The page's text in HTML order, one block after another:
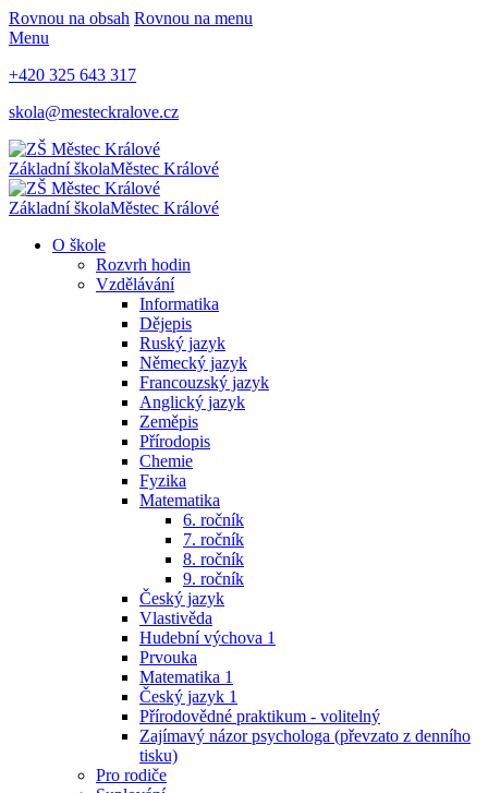
Rovnou na obsah Rovnou na menu
Menu
+420 325 643 317
skola@mesteckralove.cz
Základní školaMěstec Králové
Základní školaMěstec Králové
O škole
Rozvrh hodin
Vzdělávání
Informatika
Dějepis
Ruský jazyk
Německý jazyk
Francouzský jazyk
Anglický jazyk
Zeměpis
Přírodopis
Chemie
Fyzika
Matematika
6. ročník
7. ročník
8. ročník
9. ročník
Český jazyk
Vlastivěda
Hudební výchova 1
Prvouka
Matematika 1
Český jazyk 1
Přírodovědné praktikum - volitelný
Zajímavý názor psychologa (převzato z denního
tisku)
Pro rodiče